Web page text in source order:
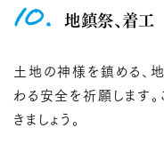
10.地鎮祭、着工
土地の神様を鎮める、
わる安全を祈願します
きましょう。